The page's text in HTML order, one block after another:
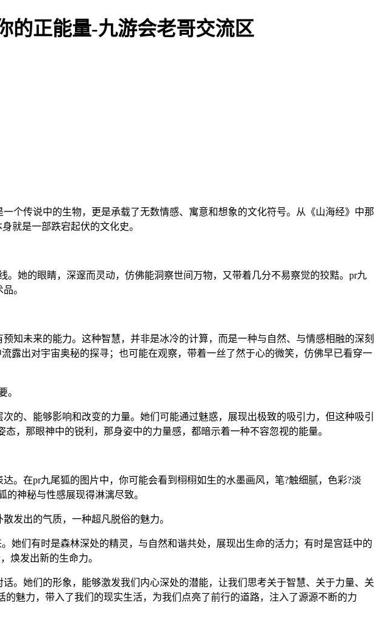
的正能量-九游会老哥交流区
个传说中的生物，更是承载了无数情感、寓意和想象的文化符号。从《山海经》中那
就是一部跌宕起伏的文化史。
她的眼睛，深邃而灵动，仿佛能洞察世间万物，又带着几分不易察觉的狡黠。pr九
。
知未来的能力。这种智慧，并非是冰冷的计算，而是一种与自然、与情感相融的深刻
露出对宇宙奥秘的探寻；也可能在观察，带着一丝了然于心的微笑，仿佛早已看穿一
。
的、能够影响和改变的力量。她们可能通过魅惑，展现出极致的吸引力，但这种吸引
，那眼神中的锐利，那身姿中的力量感，都暗示着一种不容忽视的能量。
。在pr九尾狐的图片中，你可能会看到栩栩如生的水墨画风，笔?触细腻，色彩?淡
神秘与性感展现得淋漓尽致。
发出的气质，一种超凡脱俗的魅力。
她们有时是森林深处的精灵，与自然和谐共处，展现出生命的活力；有时是宫廷中的
焕发出新的生命力。
。她们的形象，能够激发我们内心深处的潜能，让我们思考关于智慧、关于力量、关
魅力，带入了我们的现实生活，为我们点亮了前行的道路，注入了源源不断的力